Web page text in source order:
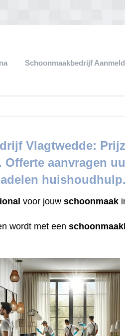
Schoonmaakbedrijf
Vlagtwedde:
aanvragen
huishoudhulp.
voor jouwschoonmaak
wordt met een